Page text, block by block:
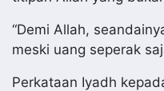
“Demi Allah,
meski uang seperak
Perkataan Iyadh